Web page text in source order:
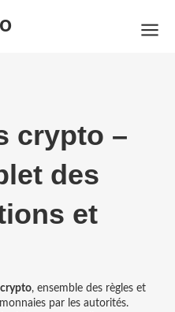
crypto –
des
et
, ensemble des règles et
par les autorités.